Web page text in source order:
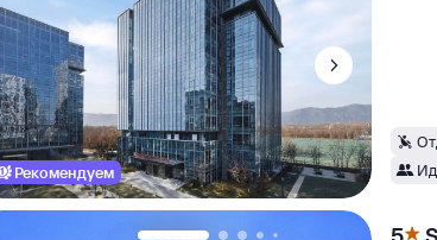
Рекомендуем